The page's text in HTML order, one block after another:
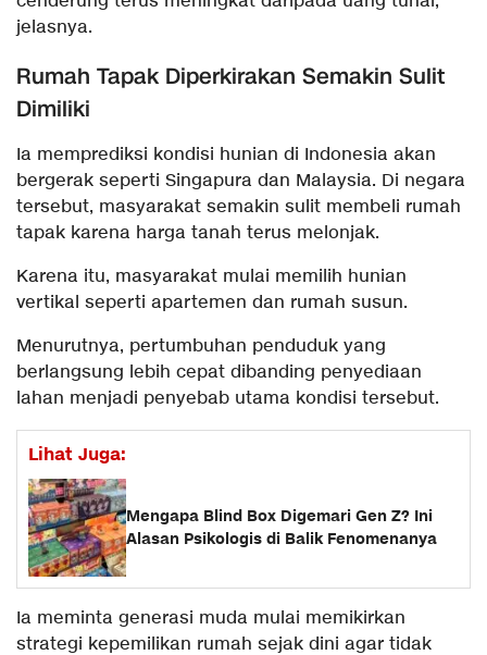
jelasnya.
Rumah Tapak Diperkirakan Semakin Sulit
Dimiliki
Ia memprediksi kondisi hunian di Indonesia akan
bergerak seperti Singapura dan Malaysia. Di negara
tersebut, masyarakat semakin sulit membeli rumah
tapak karena harga tanah terus melonjak.
Karena itu, masyarakat mulai memilih hunian
vertikal seperti apartemen dan rumah susun.
Menurutnya, pertumbuhan penduduk yang
berlangsung lebih cepat dibanding penyediaan
lahan menjadi penyebab utama kondisi tersebut.
Lihat Juga:
Mengapa Blind Box Digemari Gen Z? Ini
Alasan Psikologis di Balik Fenomenanya
Ia meminta generasi muda mulai memikirkan
strategi kepemilikan rumah sejak dini agar tidak